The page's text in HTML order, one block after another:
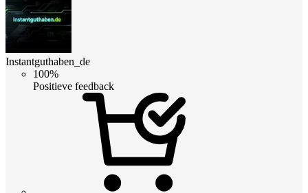
Instantguthaben_de
100%
Positieve feedback